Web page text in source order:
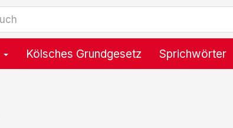
Kölsches Grundgesetz Sprichwörter